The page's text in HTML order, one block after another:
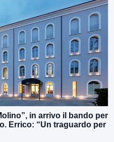
in arrivo il bando per
Errico: “Un traguardo per